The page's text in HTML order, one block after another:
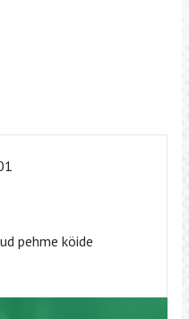
pehme köide